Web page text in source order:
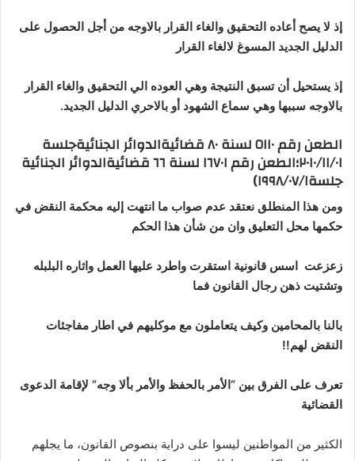
إذ لا يصح أعاده التحقيق والغاء القرار بالاوجه من أجل الحصول على
الدليل الجديد المسوغ لالغاء القرار
إذ يستحيل أن تسبق النتيجة وهي العوده الي التحقيق والغاء القرار
بالاوجه سببها وهي سماع الشهود أو بالاحري الدليل الجديد.
الطعن رقم ٥١١٠ لسنة ٨٠ قضائيةالدوائر الجنائيةجلسة
٢٠١٠/١١/٠١؛الطعن رقم ١٦٧٠١ لسنة ٦٦ قضائيةالدوائر الجنائية
جلسة١٩٩٨/٠٧/١)
ومن هذا المنطلق نعتقد عدم صواب ما انتهت إليه محكمة النقض في
حكمها محل التعليق وان من شأن هذا الحكم
زعزعت اسس قانونية استقرت واطرد عليها العمل واثاره البلبله
وتشتيت ذهن رجال القانون فما
بالنا بالمحامين وكيف يتعاملون مع موكليهم في اطار مفاجئات
النقض لهم!!
تعرف على الفرق بين “الأمر بالحفظ والأمر بألا وجه” لإقامة الدعوى
القضائية
الكثير من المواطنين ليسوا على دراية بنصوص القانون، ما يجلهم